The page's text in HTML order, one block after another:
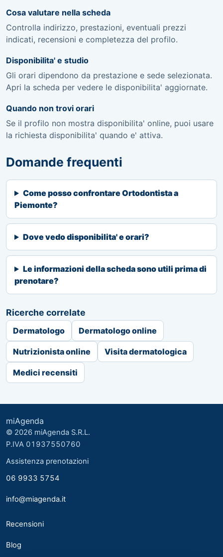
Cosa valutare nella scheda
Controlla indirizzo, prestazioni, eventuali prezzi
indicati, recensioni e completezza del profilo.
Disponibilita' e studio
Gli orari dipendono da prestazione e sede selezionata.
Apri la scheda per vedere le disponibilita' aggiornate.
Quando non trovi orari
Se il profilo non mostra disponibilita' online, puoi usare
la richiesta disponibilita' quando e' attiva.
Domande frequenti
Come posso confrontare Ortodontista a
Piemonte?
Dove vedo disponibilita' e orari?
Le informazioni della scheda sono utili prima di
prenotare?
Ricerche correlate
Dermatologo Dermatologo online
Nutrizionista online Visita dermatologica
Medici recensiti
miAgenda
© 2026 miAgenda S.R.L.
P.IVA 01937550760
Assistenza prenotazioni
06 9933 5754
info@miagenda.it
Recensioni
Blog